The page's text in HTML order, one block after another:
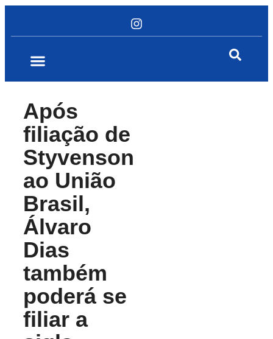
Após
filiação de
Styvenson
ao União
Brasil,
Álvaro
Dias
também
poderá se
filiar a